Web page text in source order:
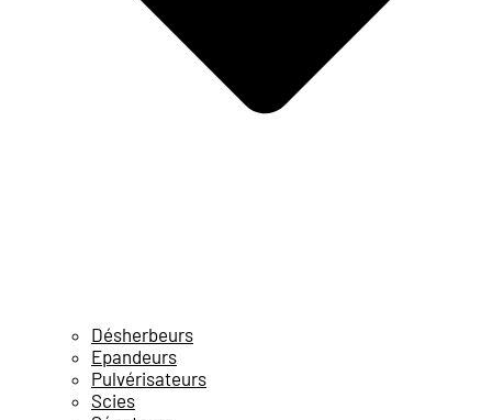
Désherbeurs
Epandeurs
Pulvérisateurs
Scies